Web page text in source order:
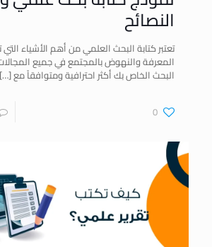
النصائح
تعتبر كتابة البحث العلمي من أهم الأشياء
المعرفة والنهوض بالمجتمع في جميع
البحث الخاص بك أكثر احترافية ومتوافقاً مع[…]
0